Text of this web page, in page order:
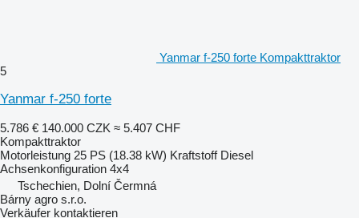
Yanmar f-250 forte Kompakttraktor
5
Yanmar f-250 forte
5.786 € 140.000 CZK ≈ 5.407 CHF
Kompakttraktor
Motorleistung 25 PS (18.38 kW) Kraftstoff Diesel
Achsenkonfiguration 4x4
Tschechien, Dolní Čermná
Bárny agro s.r.o.
Verkäufer kontaktieren